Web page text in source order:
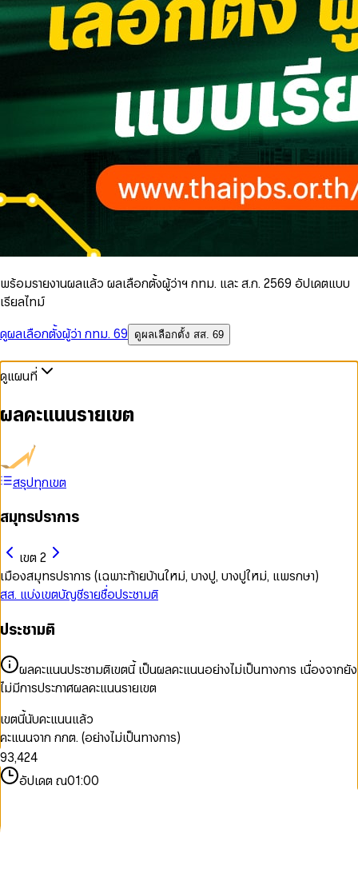
พร้อมรายงานผลแล้ว ผลเลือกตั้งผู้ว่าฯ กทม. และ ส.ก. 2569 อัปเดตแบบ
เรียลไทม์
ดูผลเลือกตั้งผู้ว่า กทม. 69
ดูผลเลือกตั้ง สส. 69
ดูแผนที่
ผลคะแนนรายเขต
สรุปทุกเขต
สมุทรปราการ
เขต 2
เมืองสมุทรปราการ (เฉพาะท้ายบ้านใหม่, บางปู, บางปูใหม่, แพรกษา)
สส. แบ่งเขตบัญชีรายชื่อประชามติ
ประชามติ
ผลคะแนนประชามติเขตนี้ เป็นผลคะแนนอย่างไม่เป็นทางการ เนื่องจากยัง
ไม่มีการประกาศผลคะแนนรายเขต
เขตนี้นับคะแนนแล้ว
คะแนนจาก กกต. (อย่างไม่เป็นทางการ)
0
1
2
3
4
5
6
7
8
9
0
1
2
3
4
5
,
0
1
2
3
4
5
6
0
1
2
3
4
0
1
2
3
4
5
6
อัปเดต ณ01:00